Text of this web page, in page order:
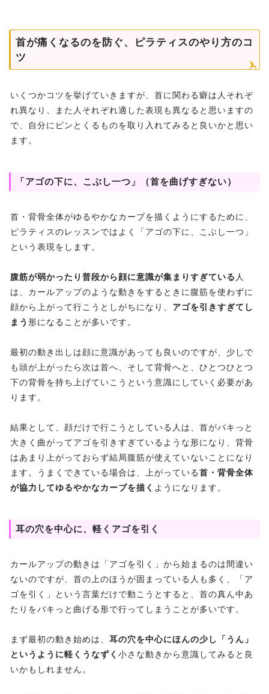
首が痛くなるのを防ぐ、ピラティスのやり方のコ
ツ
いくつかコツを挙げていきますが、首に関わる癖は人それぞ
れ異なり、また人それぞれ適した表現も異なると思いますの
で、自分にピンとくるものを取り入れてみると良いかと思い
ます。
「アゴの下に、こぶし一つ」（首を曲げすぎない）
首・背骨全体がゆるやかなカーブを描くようにするために、
ピラティスのレッスンではよく「アゴの下に、こぶし一つ」
という表現をします。
腹筋が弱かったり普段から顔に意識が集まりすぎている 人
は、カールアップのような動きをするときに腹筋を使わずに
顔から上がって行こうとしがちになり、 アゴを引きすぎてし
まう 形になることが多いです。
最初の動き出しは顔に意識があっても良いのですが、少しで
も頭が上がったら次は首へ、そして背骨へと、ひとつひとつ
下の背骨を持ち上げていこうという意識にしていく必要があ
ります。
結果として、顔だけで行こうとしている人は、首がバキっと
大きく曲がってアゴを引きすぎているような形になり、背骨
はあまり上がっておらず結局腹筋が使えていないことになり
ます。うまくできている場合は、上がっている首・背骨全体
が協力してゆるやかなカーブを描く ようになります。
耳の穴を中心に、軽くアゴを引く
カールアップの動きは「アゴを引く」から始まるのは間違い
ないのですが、首の上のほうが固まっている人も多く、「ア
ゴを引く」という言葉だけで動こうとすると、首の真ん中あ
たりをバキっと曲げる形で行ってしまうことが多いです。
まず最初の動き始めは、 耳の穴を中心にほんの少し「うん」
というように軽くうなずく 小さな動きから意識してみると良
いかもしれません。